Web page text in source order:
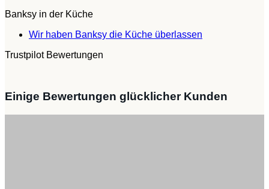
Banksy in der Küche
Wir haben Banksy die Küche überlassen
die
Trustpilot Bewertungen
Einige Bewertungen glücklicher Kunden